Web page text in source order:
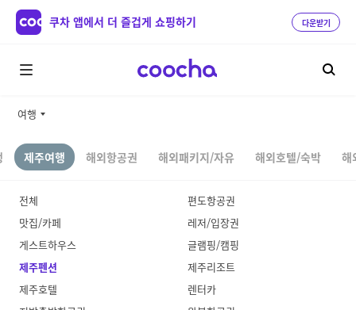
쿠차 앱에서 더 즐겁게 쇼핑하기 다운받기
여행
제주여행 해외항공권 해외패키지/자유 해외호텔/숙박 해
전체
편도항공권
맛집/카페
레저/입장권
게스트하우스
글램핑/캠핑
제주펜션
제주리조트
제주호텔
렌터카